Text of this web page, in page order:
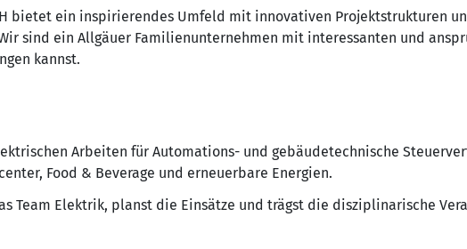
bietet ein inspirierendes Umfeld mit innovativen Projektstrukturen
sind ein Allgäuer Familienunternehmen mit interessanten und
kannst.
Arbeiten für Automations- und gebäudetechnische
Food & Beverage und erneuerbare Energien.
Team Elektrik, planst die Einsätze und trägst die disziplinarische